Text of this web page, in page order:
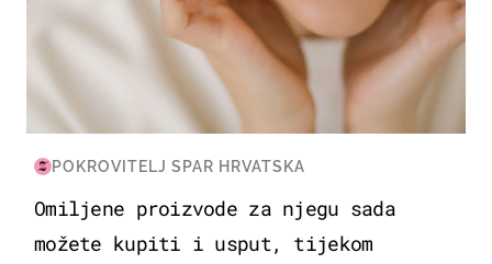
POKROVITELJ SPAR HRVATSKA
Omiljene proizvode za njegu sada
možete kupiti i usput, tijekom